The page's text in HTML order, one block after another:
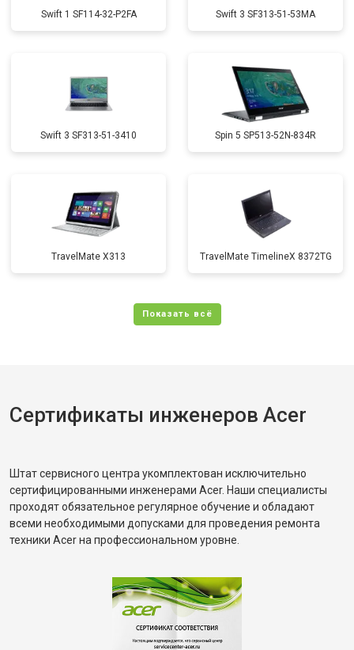
Swift 1 SF114-32-P2FA Swift 3 SF313-51-53MA
Swift 3 SF313-51-3410 Spin 5 SP513-52N-834R
TravelMate X313 TravelMate TimelineX 8372TG
Сертификаты инженеров Acer
Штат сервисного центра укомплектован исключительно
сертифицированными инженерами Acer. Наши специалисты
проходят обязательное регулярное обучение и обладают
всеми необходимыми допусками для проведения ремонта
техники Acer на профессиональном уровне.